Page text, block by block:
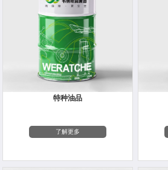
特种油品
了解更多